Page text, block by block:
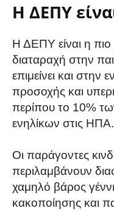
H ΔΕΠΥ
Η ΔΕΠΥ είναι η
διαταραχή στην
επιμείνει και
προσοχής και
περίπου το 10%
ενηλίκων στις ΗΠΑ.
Οι παράγοντες
περιλαμβάνουν
χαμηλό βάρος
κακοποίησης και